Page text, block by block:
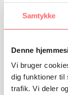
Samtykke
Denne
Vi bruger
dig funktioner til
trafik. Vi deler